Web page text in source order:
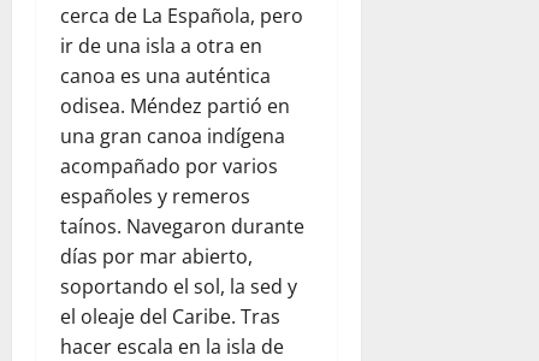
cerca de La Española, pero
ir de una isla a otra en
canoa es una auténtica
odisea. Méndez partió en
una gran canoa indígena
acompañado por varios
españoles y remeros
taínos. Navegaron durante
días por mar abierto,
soportando el sol, la sed y
el oleaje del Caribe. Tras
hacer escala en la isla de